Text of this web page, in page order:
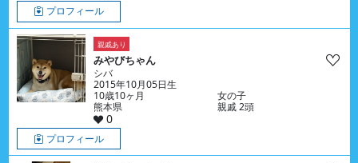
プロフィール
親戚あり
みやびちゃん
シバ
2015年10月05日生
10歳10ヶ月
女の子
熊本県
親戚 2頭
0
プロフィール